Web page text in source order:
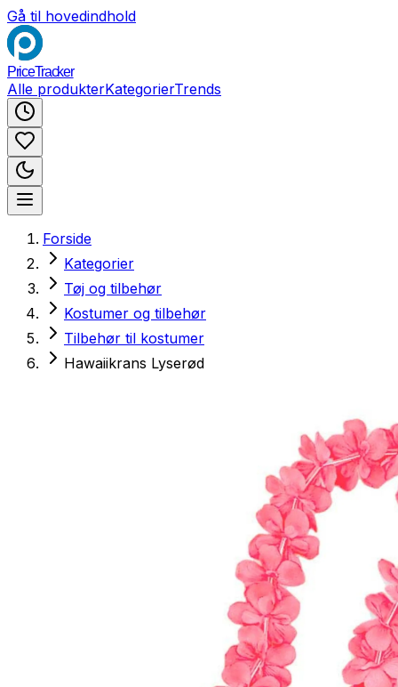
Gå til hovedindhold
PriceTracker
Alle produkterKategorierTrends
Forside
Kategorier
Tøj og tilbehør
Kostumer og tilbehør
Tilbehør til kostumer
Hawaiikrans Lyserød